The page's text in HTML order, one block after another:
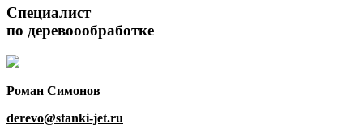
Специалист
по деревоообработке
Роман Симонов
derevo@stanki-jet.ru